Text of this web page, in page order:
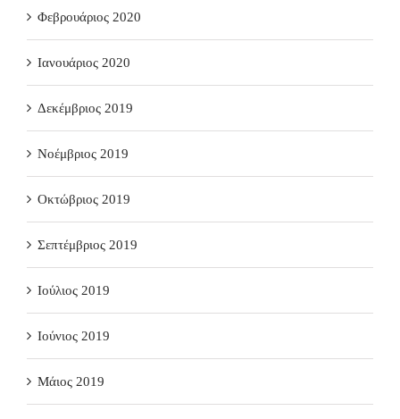
Φεβρουάριος 2020
Ιανουάριος 2020
Δεκέμβριος 2019
Νοέμβριος 2019
Οκτώβριος 2019
Σεπτέμβριος 2019
Ιούλιος 2019
Ιούνιος 2019
Μάιος 2019